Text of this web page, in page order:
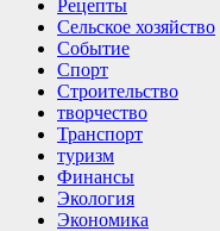
Рецепты
Сельское хозяйство
Событие
Спорт
Строительство
творчество
Транспорт
туризм
Финансы
Экология
Экономика